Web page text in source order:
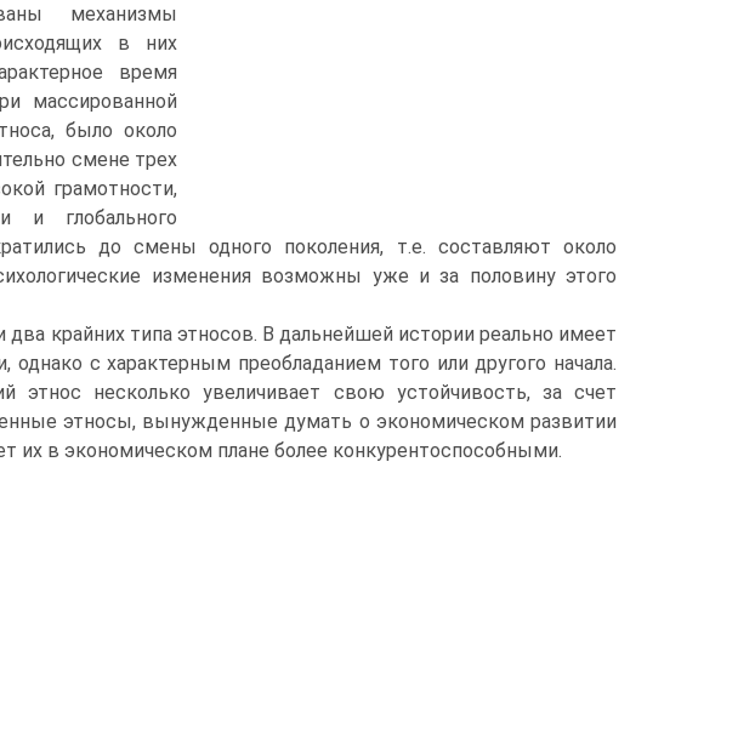
механизмы
в них
время
массированной
было около
смене трех
грамотности,
и глобального
до смены одного поколения, т.е. составляют около
изменения возможны уже и за половину этого
крайних типа этносов. В дальнейшей истории реально имеет
с характерным преобладанием того или другого начала.
этнос несколько увеличивает свою устойчивость, за счет
этносы, вынужденные думать о экономическом развитии
их в экономическом плане более конкурентоспособными.